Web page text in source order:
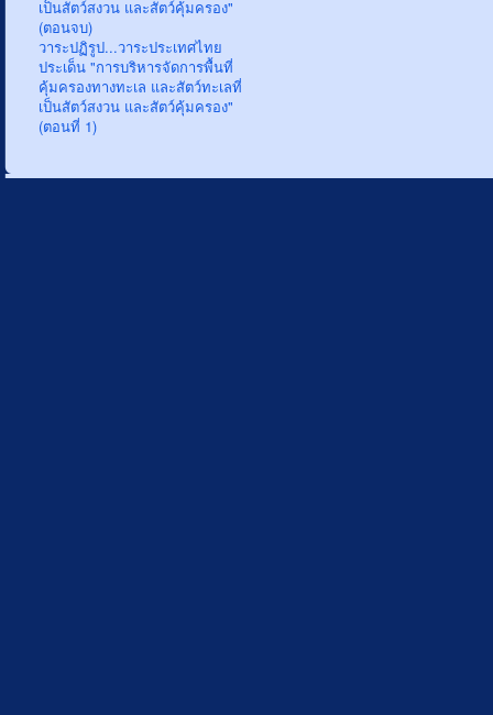
เป็นสัตว์สงวน และสัตว์คุ้มครอง"
(ตอนจบ)
วาระปฏิรูป...วาระประเทศไทย
ประเด็น "การบริหารจัดการพื้นที่
คุ้มครองทางทะเล และสัตว์ทะเลที่
เป็นสัตว์สงวน และสัตว์คุ้มครอง"
(ตอนที่ 1)